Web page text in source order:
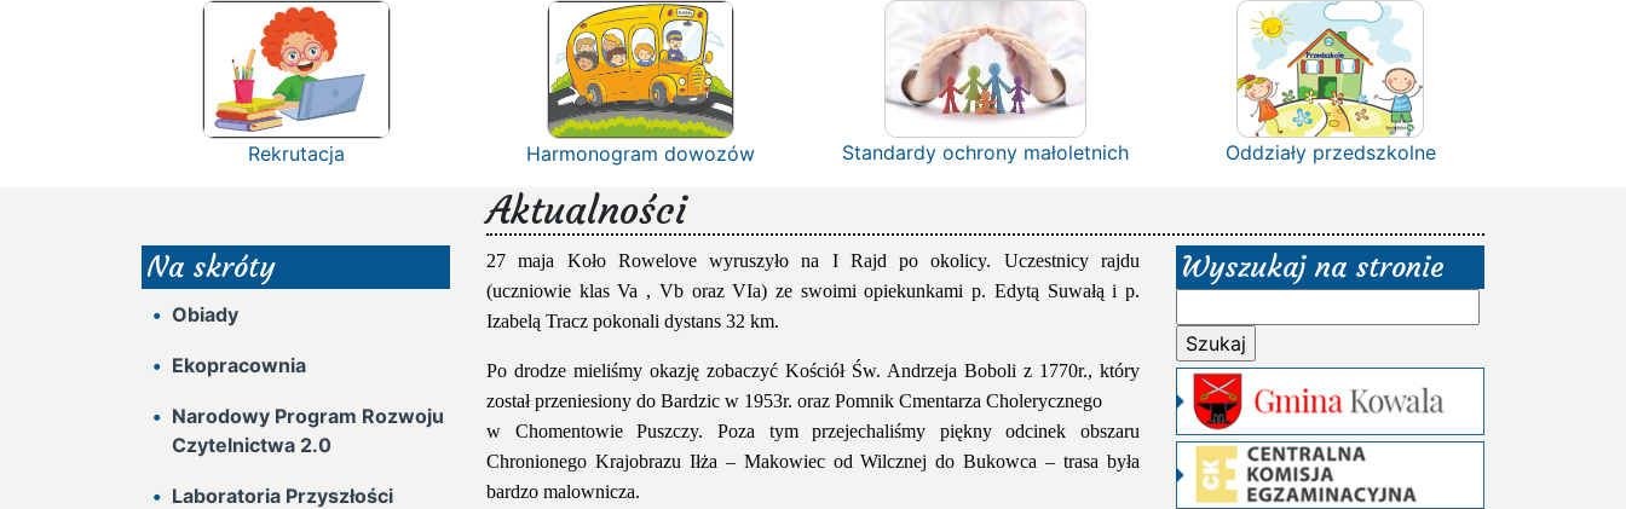
Rekrutacja Harmonogram dowozów Standardy ochrony małoletnich Oddziały przedszkolne
Aktualności
Na skróty
Obiady
Ekopracownia
Narodowy Program Rozwoju
Czytelnictwa 2.0
Laboratoria Przyszłości
27 maja Koło Rowelove wyruszyło na I Rajd po okolicy. Uczestnicy rajdu
(uczniowie klas Va , Vb oraz VIa) ze swoimi opiekunkami p. Edytą Suwałą i p.
Izabelą Tracz pokonali dystans 32 km.
Po drodze mieliśmy okazję zobaczyć Kościół Św. Andrzeja Boboli z 1770r., który
został przeniesiony do Bardzic w 1953r. oraz Pomnik Cmentarza Cholerycznego
w Chomentowie Puszczy. Poza tym przejechaliśmy piękny odcinek obszaru
Chronionego Krajobrazu Iłża – Makowiec od Wilcznej do Bukowca – trasa była
bardzo malownicza.
Wyszukaj na stronie